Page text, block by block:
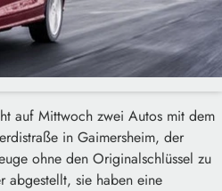
auf Mittwoch zwei Autos mit dem
in Gaimersheim, der
ohne den Originalschlüssel zu
abgestellt, sie haben eine